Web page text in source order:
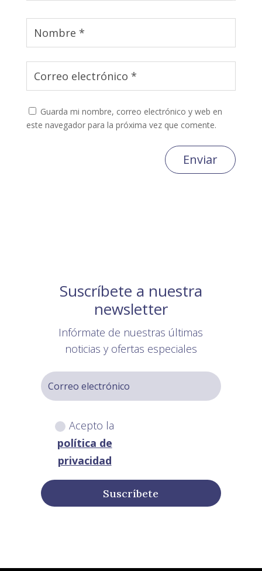
Guarda mi nombre, correo electrónico y web en
este navegador para la próxima vez que comente.
Enviar
Suscríbete a nuestra
newsletter
Infórmate de nuestras últimas
noticias y ofertas especiales
Acepto la
política de
privacidad
Suscríbete